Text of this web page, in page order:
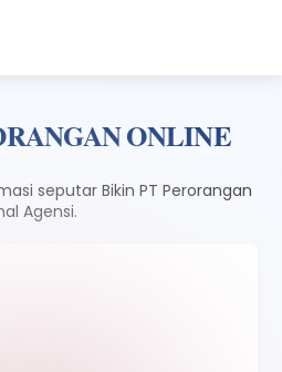
ONLINE
seputar Bikin PT Perorangan
Agensi.